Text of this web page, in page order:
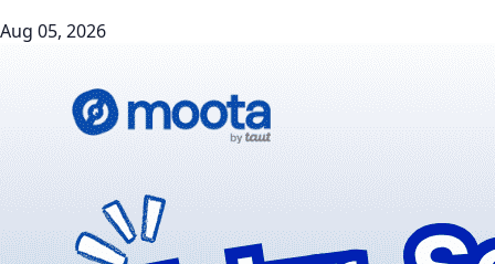
Aug 05, 2026